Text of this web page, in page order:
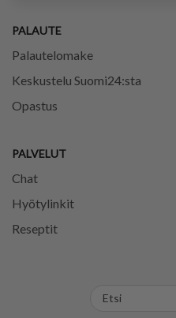
PALAUTE
Palautelomake
Keskustelu Suomi24:sta
Opastus
PALVELUT
Chat
Hyötylinkit
Reseptit